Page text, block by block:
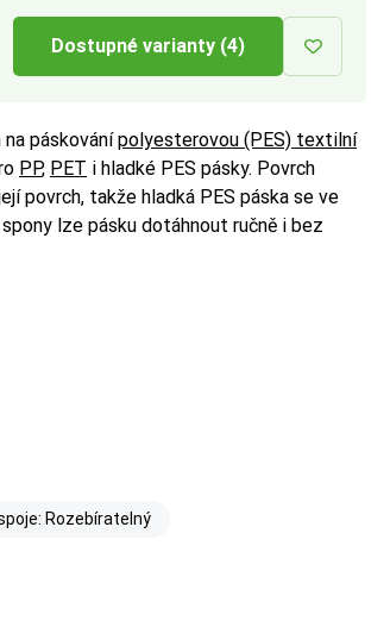
Dostupné varianty (4)
páskovánípolyesterovou (PES) textilní
PP, PET i hladké PES pásky. Povrch
povrch, takže hladká PES páska se ve
lze pásku dotáhnout ručně i bez
Rozebíratelný